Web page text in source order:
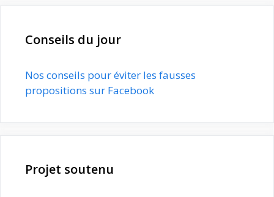
Conseils du jour
Nos conseils pour éviter les fausses
propositions sur Facebook
Projet soutenu